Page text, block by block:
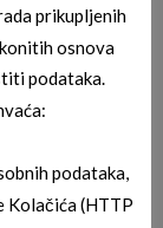
prikupljenih
osnova
podataka.
podataka,
Kolačića (HTTP